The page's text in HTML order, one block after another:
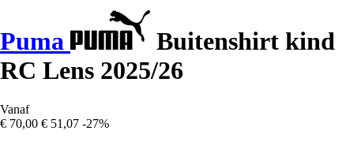
Puma
Buitenshirt kind
RC Lens 2025/26
Vanaf
€ 70,00 € 51,07 -27%